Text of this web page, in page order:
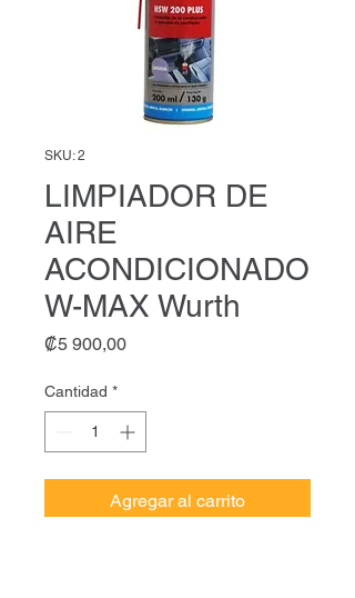
SKU: 2
LIMPIADOR DE
AIRE
ACONDICIONADO
W-MAX Wurth
₡5 900,00Precio
Cantidad *
Agregar al carrito